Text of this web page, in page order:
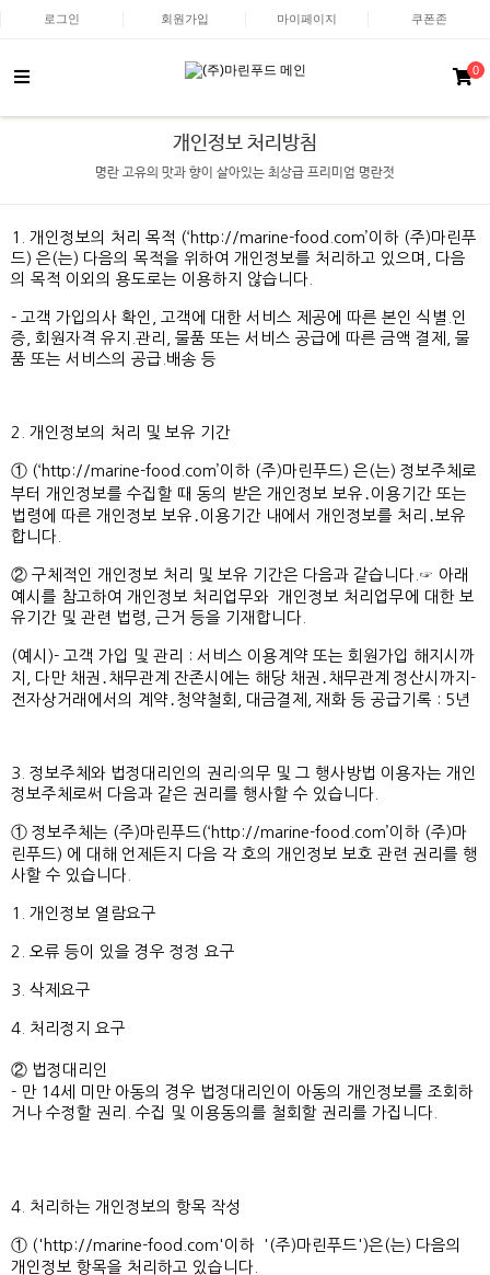
로그인 회원가입 마이페이지 쿠폰존
0
개인정보 처리방침
명란 고유의 맛과 향이 살아있는 최상급 프리미엄 명란젓
1. 개인정보의 처리 목적 (‘ http://marine-food.com’이하 (주)마린푸
드) 은(는) 다음의 목적을 위하여 개인정보를 처리하고 있으며, 다음
의 목적 이외의 용도로는 이용하지 않습니다.
- 고객 가입의사 확인, 고객에 대한 서비스 제공에 따른 본인 식별.인
증, 회원자격 유지.관리, 물품 또는 서비스 공급에 따른 금액 결제, 물
품 또는 서비스의 공급.배송 등
2. 개인정보의 처리 및 보유 기간
① (‘ http://marine-food.com’이하 (주)마린푸드) 은(는) 정보주체로
부터 개인정보를 수집할 때 동의 받은 개인정보 보유․이용기간 또는
법령에 따른 개인정보 보유․이용기간 내에서 개인정보를 처리․보유
합니다.
② 구체적인 개인정보 처리 및 보유 기간은 다음과 같습니다.☞ 아래
예시를 참고하여 개인정보 처리업무와 개인정보 처리업무에 대한 보
유기간 및 관련 법령, 근거 등을 기재합니다.
(예시)- 고객 가입 및 관리 : 서비스 이용계약 또는 회원가입 해지시까
지, 다만 채권․채무관계 잔존시에는 해당 채권․채무관계 정산시까지-
전자상거래에서의 계약․청약철회, 대금결제, 재화 등 공급기록 : 5년
3. 정보주체와 법정대리인의 권리·의무 및 그 행사방법 이용자는 개인
정보주체로써 다음과 같은 권리를 행사할 수 있습니다.
① 정보주체는 (주)마린푸드(‘ http://marine-food.com’이하 (주)마
린푸드) 에 대해 언제든지 다음 각 호의 개인정보 보호 관련 권리를 행
사할 수 있습니다.
1. 개인정보 열람요구
2. 오류 등이 있을 경우 정정 요구
3. 삭제요구
4. 처리정지 요구
② 법정대리인
- 만 14세 미만 아동의 경우 법정대리인이 아동의 개인정보를 조회하
거나 수정할 권리. 수집 및 이용동의를 철회할 권리를 가집니다.
4. 처리하는 개인정보의 항목 작성
① (' http://marine-food.com'이하 '(주)마린푸드')은(는) 다음의
개인정보 항목을 처리하고 있습니다.